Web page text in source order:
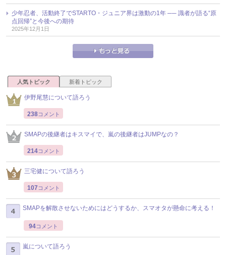
少年忍者、活動終了でSTARTO・ジュニア界は激動の1年 ── 識者が語る“原
点回帰”と今後への期待
2025年12月1日
人気トピック 新着トピック
伊野尾慧について語ろう
238コメント
SMAPの後継者はキスマイで、嵐の後継者はJUMPなの？
214コメント
三宅健について語ろう
107 コメント
SMAPを解散させないためにはどうするか、スマオタが懸命に考える！
94コメント
嵐について語ろう